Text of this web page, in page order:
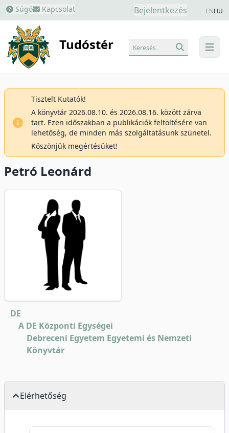
Súgó Kapcsolat Bejelentkezés ENHU
Tudóstér menu
Keresés
Tisztelt Kutatók!
A könyvtár 2026.08.10. és 2026.08.16. között zárva
tart. Ezen időszakban a publikációk feltöltésére van
lehetőség, de minden más szolgáltatásunk szünetel.
Köszönjük megértésüket!
Petró Leonárd
DE
A DE Központi Egységei
Debreceni Egyetem Egyetemi és Nemzeti
Könyvtár
Elérhetőség